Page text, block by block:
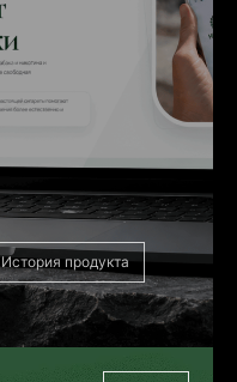
История продукта